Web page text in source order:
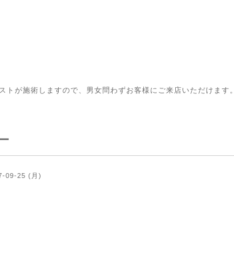
が施術しますので、男女問わずお客様にご来店いただけます。
09-25 (月)